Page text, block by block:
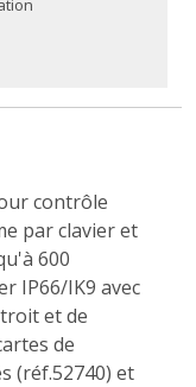
contrôle
par clavier et
600
IP66/IK9 avec
et de
de
(réf.52740) et